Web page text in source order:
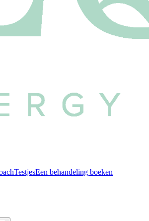
TestjesEen behandeling boeken